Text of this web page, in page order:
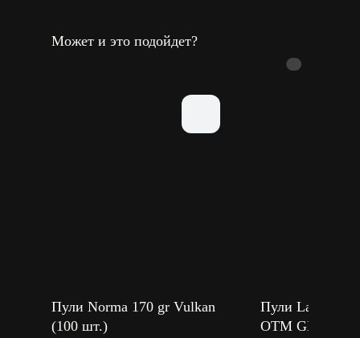
Может и это подойдет?
Пули Norma 170 gr Vulkan
(100 шт.)
Пули Lapua
OTM GB551